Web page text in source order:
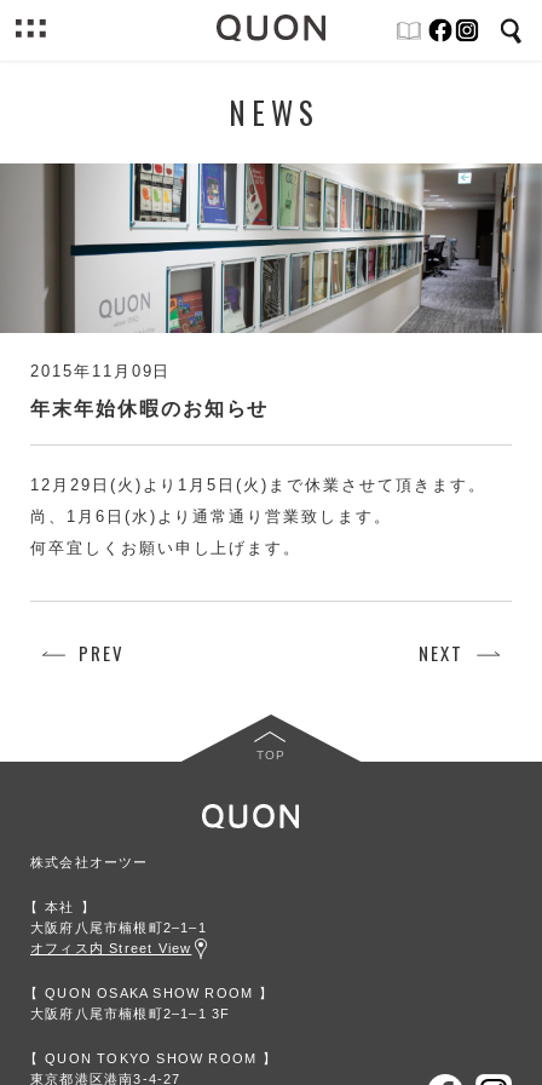
NEWS
2015年11月09日
年末年始休暇のお知らせ
12月29日(火)より1月5日(火)まで休業させて頂きます。
尚、1月6日(水)より通常通り営業致します。
何卒宜しくお願い申し上げます。
PREV NEXT
TOP
株式会社オーツー
本社
大阪府八尾市楠根町2‒1‒1
オフィス内 Street View
QUON OSAKA SHOW ROOM
大阪府八尾市楠根町2‒1‒1 3F
QUON TOKYO SHOW ROOM
東京都港区港南3-4-27